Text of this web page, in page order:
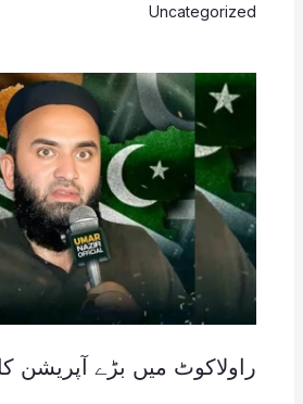
Uncategorized
راولاکوٹ میں بڑے آپریشن